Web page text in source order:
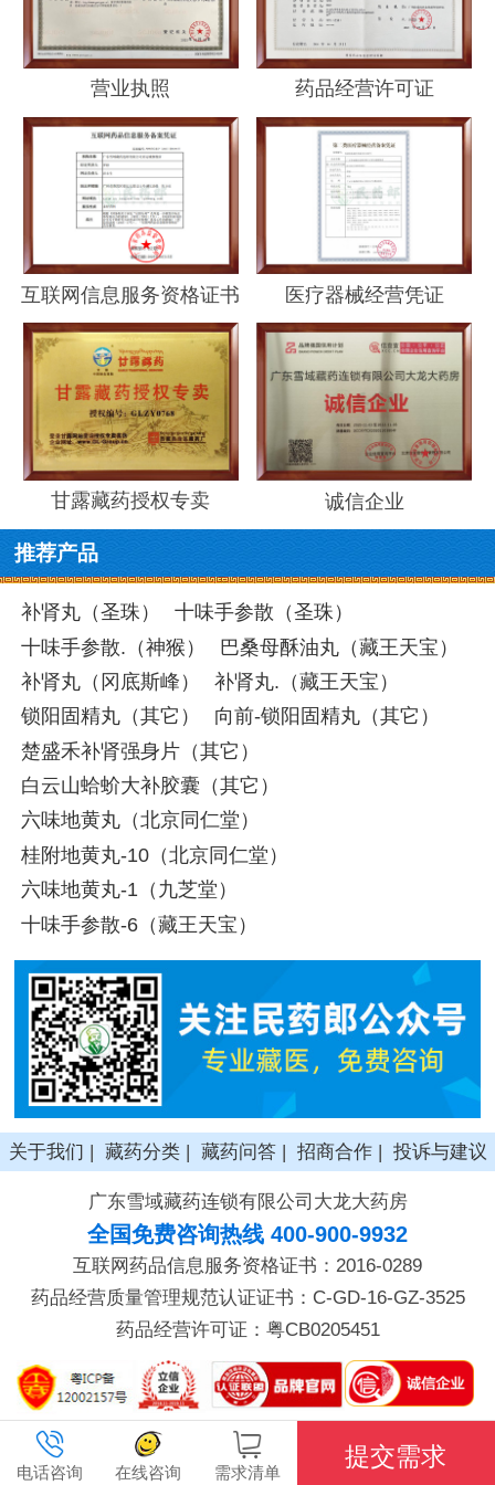
营业执照 药品经营许可证
互联网信息服务资格证书 医疗器械经营凭证
甘露藏药授权专卖 诚信企业
推荐产品
补肾丸（圣珠）
十味手参散（圣珠）
十味手参散.（神猴）
巴桑母酥油丸（藏王天宝）
补肾丸（冈底斯峰）
补肾丸.（藏王天宝）
锁阳固精丸（其它）
向前-锁阳固精丸（其它）
楚盛禾补肾强身片（其它）
白云山蛤蚧大补胶囊（其它）
六味地黄丸（北京同仁堂）
桂附地黄丸-10（北京同仁堂）
六味地黄丸-1（九芝堂）
十味手参散-6（藏王天宝）
关于我们 藏药分类| 藏药问答| 招商合作| 投诉与建议
广东雪域藏药连锁有限公司大龙大药房
全国免费咨询热线 400-900-9932
互联网药品信息服务资格证书：2016-0289
药品经营质量管理规范认证证书：C-GD-16-GZ-3525
药品经营许可证：粤CB0205451
电话咨询 在线咨询 需求清单
提交需求